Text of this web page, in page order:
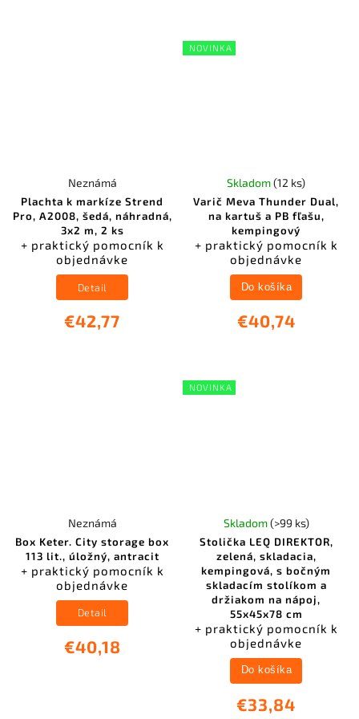
Plachta k markíze Strend
Pro, A2008, šedá, náhradná,
3x2 m, 2 ks
+ praktický pomocník k
objednávke
Neznámá
€42,77
Detail
NOVINKA
Varič Meva Thunder Dual,
na kartuš a PB fľašu,
kempingový
+ praktický pomocník k
objednávke
Skladom(12 ks)
€40,74
Do košíka
Box Keter. City storage box
113 lit., úložný, antracit
+ praktický pomocník k
objednávke
Neznámá
€40,18
Detail
NOVINKA
Stolička LEQ DIREKTOR,
zelená, skladacia,
kempingová, s bočným
skladacím stolíkom a
držiakom na nápoj,
55x45x78 cm
+ praktický pomocník k
objednávke
Skladom(>99 ks)
€33,84
Do košíka